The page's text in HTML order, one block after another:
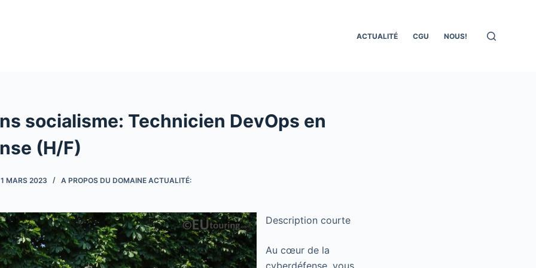
ACTUALITÉ CGU NOUS!
socialisme: Technicien DevOps en
(H/F)
MARS 2023 A PROPOS DU DOMAINE ACTUALITÉ:
Description courte
Au cœur de la
cyberdéfense, vous